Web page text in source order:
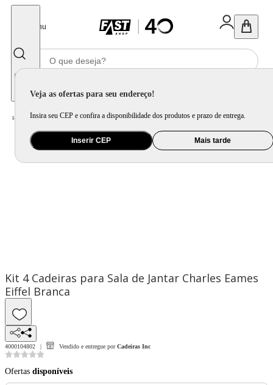
Menu
Veja as ofertas para seu endereço!
Insira seu CEP e confira a disponibilidade dos produtos e prazo de entrega.
Inserir CEP Mais tarde
Home Móveis e Decoração / Móveis para Sala de Jantar / Cadeira para Mesa de Jantar
Kit 4 Cadeiras para Sala de Jantar Charles Eames
Eiffel Branca
4000104802 Vendido e entregue por Cadeiras Inc
Ofertas disponíveis